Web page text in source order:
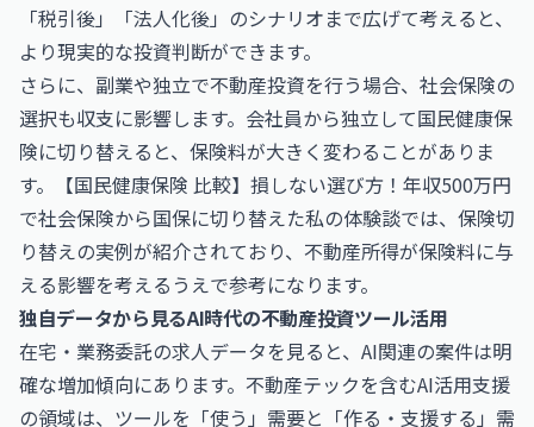
「税引後」「法人化後」のシナリオまで広げて考えると、
より現実的な投資判断ができます。
さらに、副業や独立で不動産投資を行う場合、社会保険の
選択も収支に影響します。会社員から独立して国民健康保
険に切り替えると、保険料が大きく変わることがありま
す。
【国民健康保険 比較】損しない選び方！年収500万円
で社会保険から国保に切り替えた私の体験談では、保険切
り替えの実例が紹介されており、不動産所得が保険料に与
える影響を考えるうえで参考になります。
独自データから見るAI時代の不動産投資ツール活用
在宅・業務委託の求人データを見ると、AI関連の案件は明
確な増加傾向にあります。不動産テックを含むAI活用支援
の領域は、ツールを「使う」需要と「作る・支援する」需